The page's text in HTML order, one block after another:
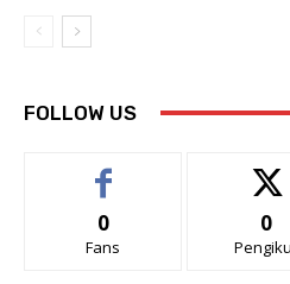
FOLLOW US
0
Fans
0